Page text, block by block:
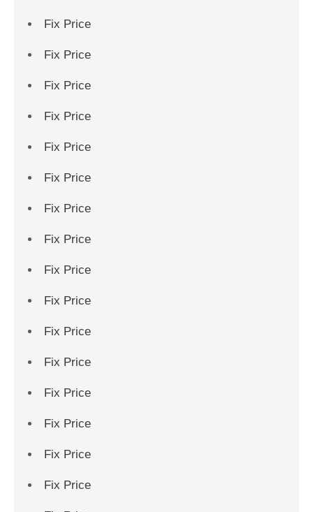
Fix Price
Fix Price
Fix Price
Fix Price
Fix Price
Fix Price
Fix Price
Fix Price
Fix Price
Fix Price
Fix Price
Fix Price
Fix Price
Fix Price
Fix Price
Fix Price